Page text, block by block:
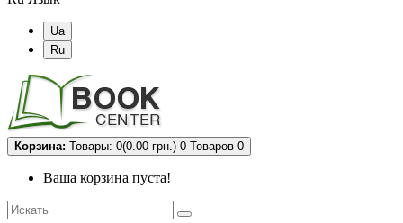
Ua
Ru
Корзина: Товары: 0(0.00 грн.) 0 Товаров 0
Ваша корзина пуста!